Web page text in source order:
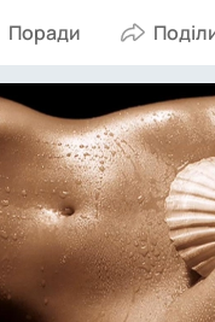
Поради